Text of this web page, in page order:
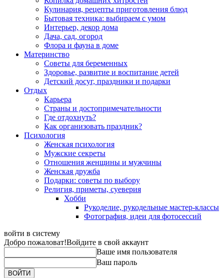
Кулинария, рецепты приготовления блюд
Бытовая техника: выбираем с умом
Интерьер, декор дома
Дача, сад, огород
Флора и фауна в доме
Материнство
Советы для беременных
Здоровье, развитие и воспитание детей
Детский досуг, праздники и подарки
Отдых
Карьера
Страны и достопримечательности
Где отдохнуть?
Как организовать праздник?
Психология
Женская психология
Мужские секреты
Отношения женщины и мужчины
Женская дружба
Подарки: советы по выбору
Религия, приметы, суеверия
Хобби
Рукоделие, рукодельные мастер-классы
Фотография, идеи для фотосессий
войти в систему
Добро пожаловат!Войдите в свой аккаунт
Ваше имя пользователя
Ваш пароль